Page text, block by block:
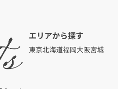
エリアから探す
東京北海道福岡大阪宮城